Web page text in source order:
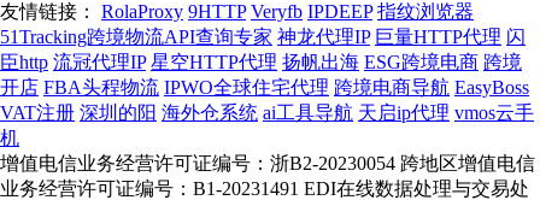
友情链接： RolaProxy 9HTTP Veryfb IPDEEP 指纹浏览器
51Tracking跨境物流API查询专家 神龙代理IP 巨量HTTP代理 闪
臣http 流冠代理IP 星空HTTP代理 扬帆出海 ESG跨境电商 跨境
开店 FBA头程物流 IPWO全球住宅代理 跨境电商导航 EasyBoss
VAT注册 深圳的阳 海外仓系统 ai工具导航 天启ip代理 vmos云手
机
增值电信业务经营许可证编号：浙B2-20230054 跨地区增值电信
业务经营许可证编号：B1-20231491 EDI在线数据处理与交易处